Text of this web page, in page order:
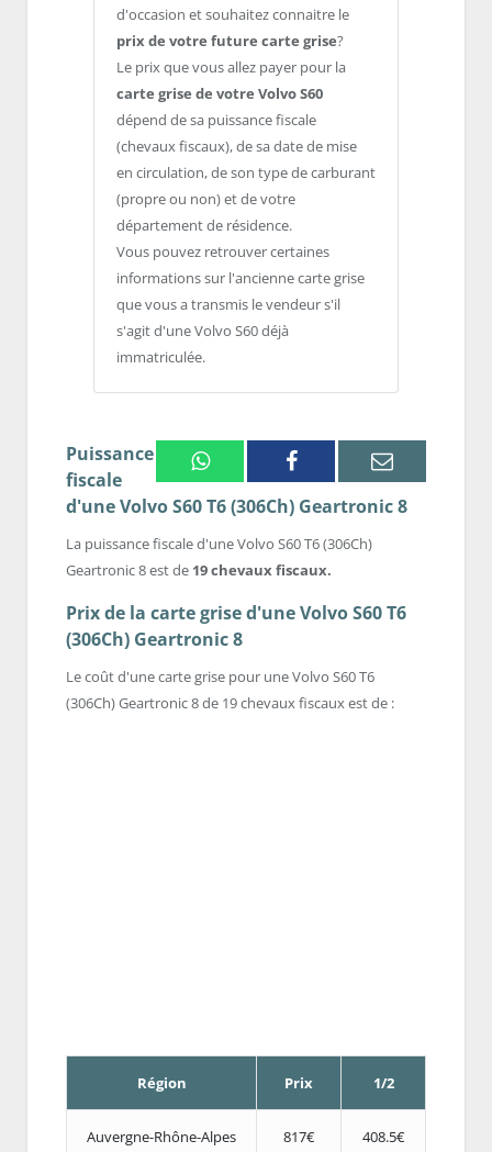
d'occasion et souhaitez connaitre le
prix de votre future carte grise?
Le prix que vous allez payer pour la
carte grise de votre Volvo S60
dépend de sa puissance fiscale
(chevaux fiscaux), de sa date de mise
en circulation, de son type de carburant
(propre ou non) et de votre
département de résidence.
Vous pouvez retrouver certaines
informations sur l'ancienne carte grise
que vous a transmis le vendeur s'il
s'agit d'une Volvo S60 déjà
immatriculée.
WhatsappFacebook Email
Puissance
fiscale
d'une Volvo S60 T6 (306Ch) Geartronic 8
La puissance fiscale d'une Volvo S60 T6 (306Ch)
Geartronic 8 est de 19 chevaux fiscaux.
Prix de la carte grise d'une Volvo S60 T6
(306Ch) Geartronic 8
Le coût d'une carte grise pour une Volvo S60 T6
(306Ch) Geartronic 8 de 19 chevaux fiscaux est de :
Région Prix 1/2
Auvergne-Rhône-Alpes 817€ 408.5€